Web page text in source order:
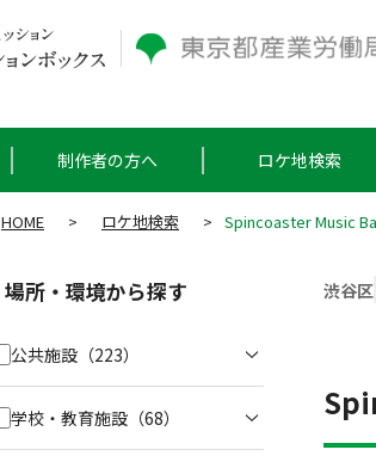
制作者の方へ ロケ地検索
HOME > ロケ地検索 > Spincoaster Music
渋谷区
場所・環境から探す
公共施設 （223）
学校・教育施設 （68）